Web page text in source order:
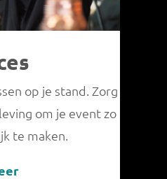
op je stand. Zorg
om je event zo
te maken.